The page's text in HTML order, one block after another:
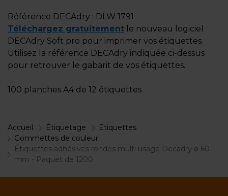
Référence DECAdry : DLW 1791
Téléchargez gratuitement le nouveau logiciel
DECAdry Soft pro pour imprimer vos étiquettes.
Utilisez la référence DECAdry indiquée ci-dessus
pour retrouver le gabarit de vos étiquettes.
100 planches A4 de 12 étiquettes
Accueil Étiquetage
Etiquettes
Gommettes de couleur
Étiquettes adhésives rondes multi usage Decadry ø 60
mm - Paquet de 1200